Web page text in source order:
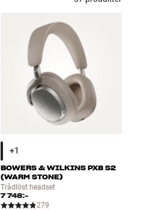
BOWERS & WILKINS PX8 S2
(WARM STONE)
Trådlöst headset
7 748:-
279